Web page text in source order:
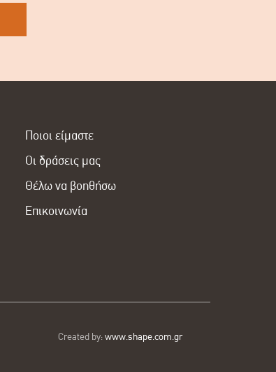
Ποιοι είμαστε
Οι δράσεις μας
Θέλω να βοηθήσω
Επικοινωνία
Created by:www.shape.com.gr